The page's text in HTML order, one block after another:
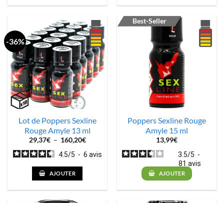
-36%
Lot de Poppers Sexline
Rouge Amyle 13 ml
29,37€ – 160,20€Plage
prix :
29,37€
4.5/5 - 6 avis
AJOUTER
Best-Seller
Poppers Sexline Rouge
Amyle 15 ml
13,99€
3.5/5 -
81 avis
AJOUTER